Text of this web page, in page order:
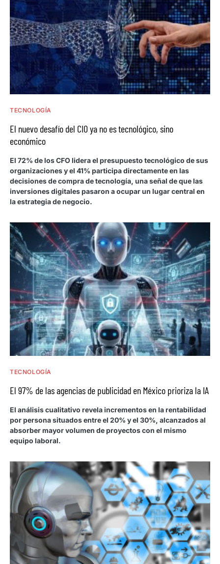
TECNOLOGÍA
El nuevo desafío del CIO ya no es tecnológico, sino
económico
El 72% de los CFO lidera el presupuesto tecnológico de sus
organizaciones y el 41% participa directamente en las
decisiones de compra de tecnología, una señal de que las
inversiones digitales pasaron a ocupar un lugar central en
la estrategia de negocio.
TECNOLOGÍA
El 97% de las agencias de publicidad en México prioriza la IA
El análisis cualitativo revela incrementos en la rentabilidad
por persona situados entre el 20% y el 30%, alcanzados al
absorber mayor volumen de proyectos con el mismo
equipo laboral.